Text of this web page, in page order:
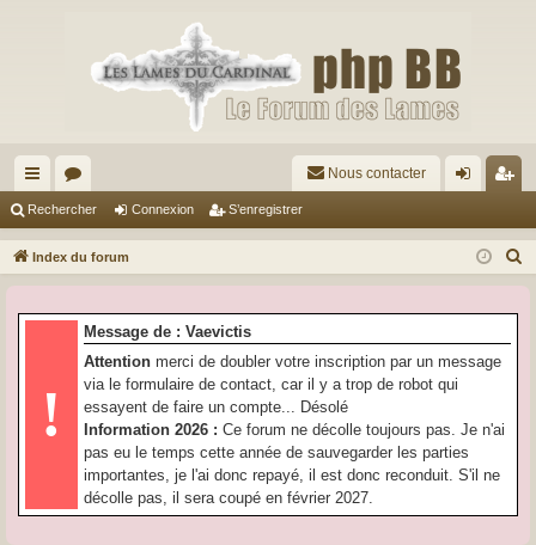
cc
ès
pi
or
u
s
Nous contacter
ne
on
nr
ist
Rechercher Connexion S’enregistrer
Index du forum
!
Message de : Vaevictis
Attention merci de doubler votre inscription par un message
via le formulaire de contact, car il y a trop de robot qui
essayent de faire un compte... Désolé
Information 2026 : Ce forum ne décolle toujours pas. Je n'ai
pas eu le temps cette année de sauvegarder les parties
importantes, je l'ai donc repayé, il est donc reconduit. S'il ne
décolle pas, il sera coupé en février 2027.